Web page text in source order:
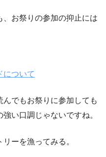
お祭りの参加の抑止には
について
んでもお祭りに参加しても
い口調じゃないですね。
ーを漁ってみる。